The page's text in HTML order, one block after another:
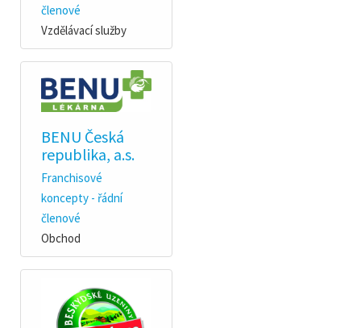
členové
Vzdělávací služby
BENU Česká
republika, a.s.
Franchisové
koncepty - řádní
členové
Obchod